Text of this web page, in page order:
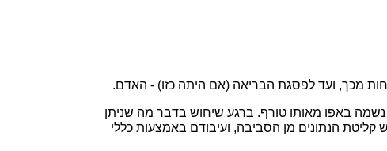
מכך, ועד לפסגת הבריאה (אם היתה כזו) - האדם.
באפו מאותו טורף. ברגע שיחוש בדבר מה שניתן
קליטת הנתונים מן הסביבה, ועיבודם באמצעות כללי